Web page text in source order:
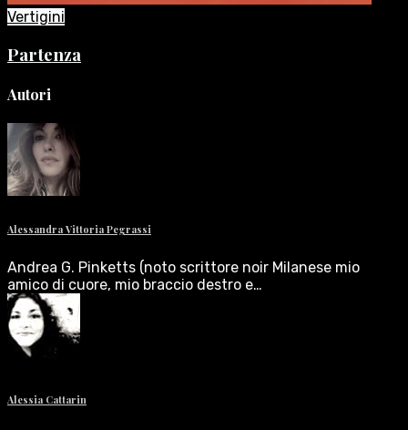
Vertigini
Partenza
Autori
Alessandra Vittoria Pegrassi
Andrea G. Pinketts (noto scrittore noir Milanese mio
amico di cuore, mio braccio destro e…
Alessia Cattarin